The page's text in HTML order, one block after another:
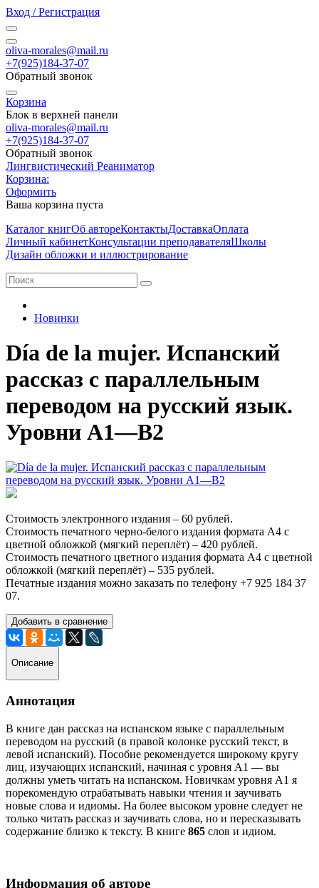
Вход / Регистрация
oliva-morales@mail.ru
+7(925)184-37-07
Обратный звонок
Корзина
Блок в верхней панели
oliva-morales@mail.ru
+7(925)184-37-07
Обратный звонок
Лингвистический Реаниматор
Корзина:
Оформить
Ваша корзина пуста
Каталог книгОб автореКонтактыДоставкаОплата
Личный кабинетКонсультации преподавателяШколы
Дизайн обложки и иллюстрирование
Новинки
Día de la mujer. Испанский
рассказ с параллельным
переводом на русский язык.
Уровни А1—В2
Стоимость электронного издания – 60 рублей.
Стоимость печатного черно-белого издания формата А4 с
цветной обложкой (мягкий переплёт) – 420 рублей.
Стоимость печатного цветного издания формата А4 с цветной
обложкой (мягкий переплёт) – 535 рублей.
Печатные издания можно заказать по телефону +7 925 184 37
07.
Добавить в сравнение
Описание
Аннотация
В книге дан рассказ на испанском языке с параллельным
переводом на русский (в правой колонке русский текст, в
левой испанский). Пособие рекомендуется широкому кругу
лиц, изучающих испанский, начиная с уровня А1 — вы
должны уметь читать на испанском. Новичкам уровня А1 я
порекомендую отрабатывать навыки чтения и заучивать
новые слова и идиомы. На более высоком уровне следует не
только читать рассказ и заучивать слова, но и пересказывать
содержание близко к тексту. В книге 865 слов и идиом.
Информация об авторе